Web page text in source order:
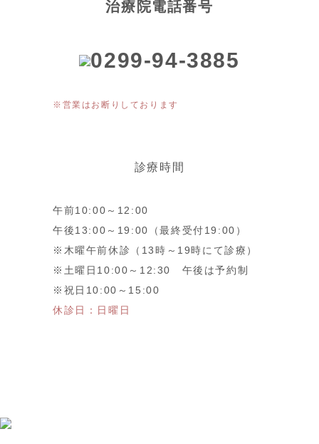
治療院電話番号
0299-94-3885
※営業はお断りしております
診療時間
午前10:00～12:00
午後13:00～19:00（最終受付19:00）
※木曜午前休診（13時～19時にて診療）
※土曜日10:00～12:30 午後は予約制
※祝日10:00～15:00
休診日：日曜日